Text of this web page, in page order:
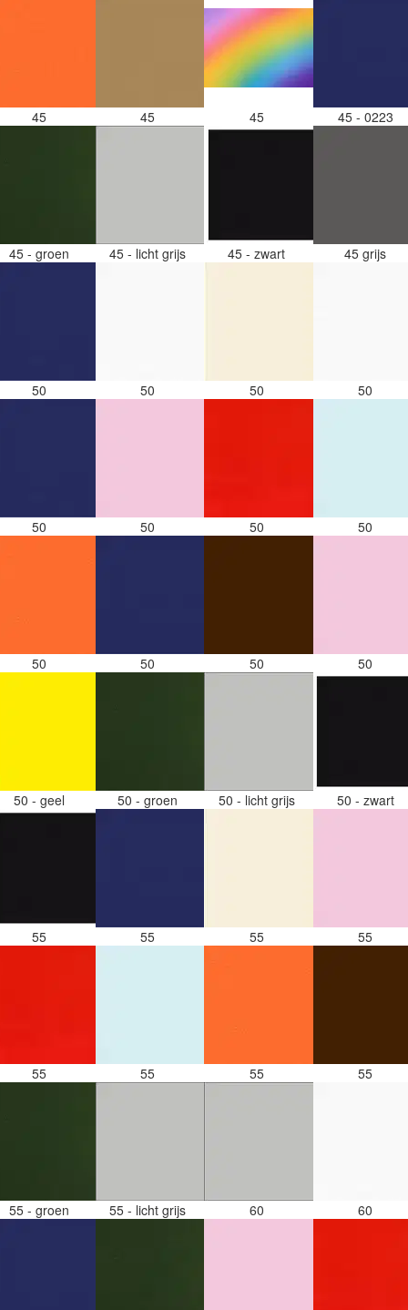
45 45 45 45 - 0223
45 - groen 45 - licht grijs 45 - zwart 45 grijs
50 50 50 50
50 50 50 50
50 50 50 50
50 - geel 50 - groen 50 - licht grijs 50 - zwart
55 55 55 55
55 55 55 55
55 - groen 55 - licht grijs 60 60